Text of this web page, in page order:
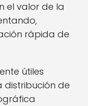
el valor de la
rápida de
útiles
distribución de